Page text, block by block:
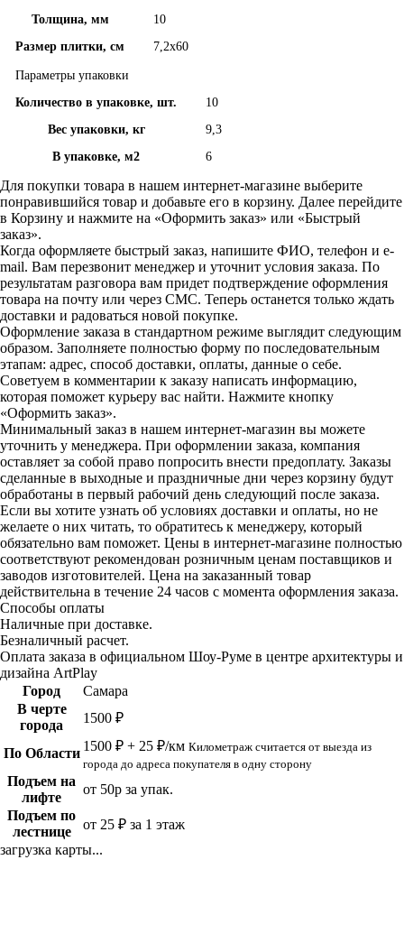
Толщина, мм
10
Размер плитки, см
7,2x60
Параметры упаковки
Количество в упаковке, шт.
10
Вес упаковки, кг
9,3
В упаковке, м2
6
Для покупки товара в нашем интернет-магазине выберите
понравившийся товар и добавьте его в корзину. Далее перейдите
в Корзину и нажмите на «Оформить заказ» или «Быстрый
заказ».
Когда оформляете быстрый заказ, напишите ФИО, телефон и e-
mail. Вам перезвонит менеджер и уточнит условия заказа. По
результатам разговора вам придет подтверждение оформления
товара на почту или через СМС. Теперь останется только ждать
доставки и радоваться новой покупке.
Оформление заказа в стандартном режиме выглядит следующим
образом. Заполняете полностью форму по последовательным
этапам: адрес, способ доставки, оплаты, данные о себе.
Советуем в комментарии к заказу написать информацию,
которая поможет курьеру вас найти. Нажмите кнопку
«Оформить заказ».
Минимальный заказ в нашем интернет-магазин вы можете
уточнить у менеджера. При оформлении заказа, компания
оставляет за собой право попросить внести предоплату. Заказы
сделанные в выходные и праздничные дни через корзину будут
обработаны в первый рабочий день следующий после заказа.
Если вы хотите узнать об условиях доставки и оплаты, но не
желаете о них читать, то обратитесь к менеджеру, который
обязательно вам поможет. Цены в интернет-магазине полностью
соответствуют рекомендован розничным ценам поставщиков и
заводов изготовителей. Цена на заказанный товар
действительна в течение 24 часов с момента оформления заказа.
Способы оплаты
Наличные при доставке.
Безналичный расчет.
Оплата заказа в официальном Шоу-Руме в центре архитектуры и
дизайна ArtPlay
Город
Самара
В черте
города
1500 ₽
По Области 1500 ₽ + 25 ₽/км Километраж считается от выезда из
города до адреса покупателя в одну сторону
Подъем на
лифте
от 50р за упак.
Подъем по
лестнице
от 25 ₽ за 1 этаж
загрузка карты...